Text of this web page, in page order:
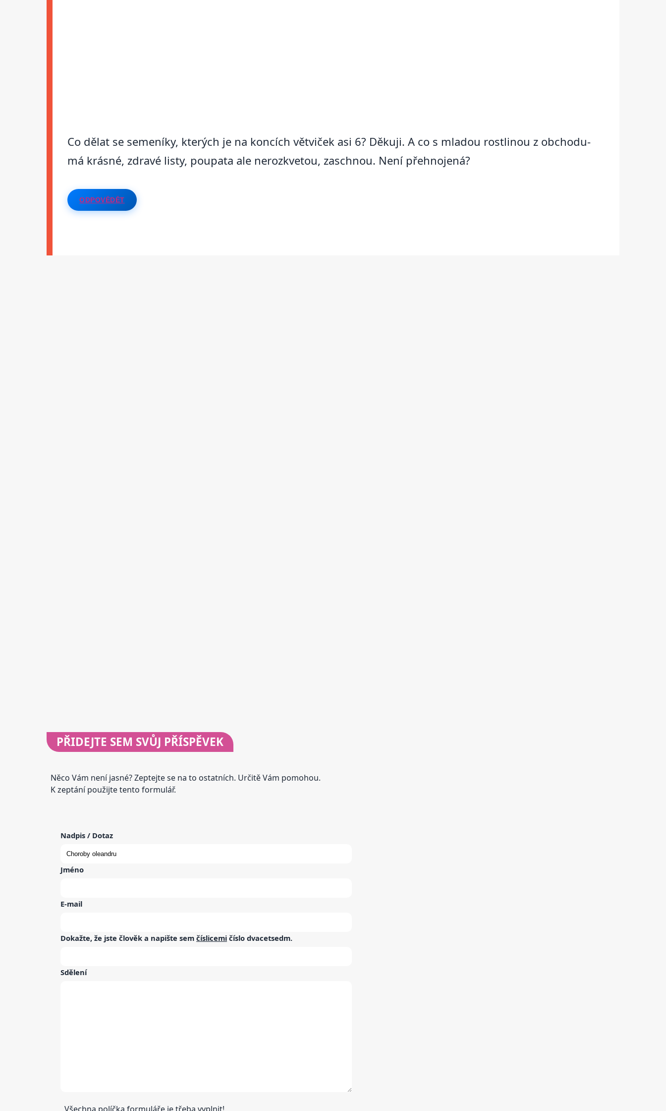
Co dělat se semeníky, kterých je na koncích větviček asi 6? Děkuji. A co s mladou rostlinou z obchodu-
má krásné, zdravé listy, poupata ale nerozkvetou, zaschnou. Není přehnojená?
ODPOVĚDĚT
PŘIDEJTE SEM SVŮJ PŘÍSPĚVEK
Něco Vám není jasné? Zeptejte se na to ostatních. Určitě Vám pomohou.
K zeptání použijte tento formulář.
Nadpis / Dotaz
Jméno
E-mail
Dokažte, že jste člověk a napište semčíslicemi číslodvacetsedm.
Sdělení